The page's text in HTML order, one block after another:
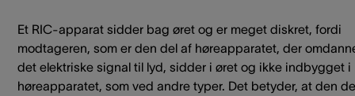
Et RIC-apparat sidder bag øret og er meget diskret, fordi
modtageren, som er den del af høreapparatet, der
det elektriske signal til lyd, sidder i øret og ikke indbygget i
høreapparatet, som ved andre typer. Det betyder, at den